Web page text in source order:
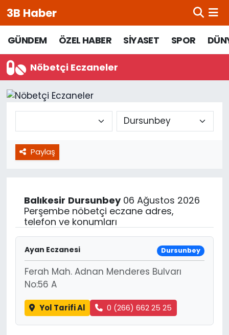
3B Haber
GÜNDEM ÖZEL HABER SİYASET SPOR
Nöbetçi Eczaneler
Paylaş
Balıkesir Dursunbey06 Ağustos 2026
Perşembe nöbetçi eczane adres,
telefon ve konumları
Ayan Eczanesi Dursunbey
Ferah Mah. Adnan Menderes Bulvarı
No:56 A
Yol Tarifi Al 0 (266) 662 25 25
Beypazarı Hava Durumu
Beypazarı Trafik Yoğunluk Haritası
Süper Lig Puan Durumu ve Fikstür
Son Dakika Haberleri